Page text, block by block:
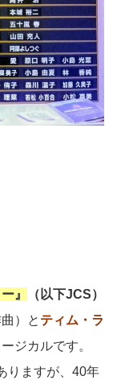
』
（以下JCS）
曲）と ティム・ラ
ジカルです。
りますが、40年